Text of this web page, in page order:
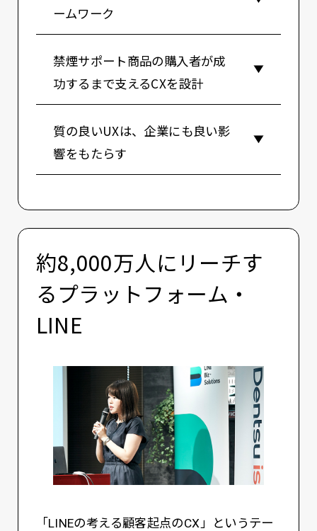
ームワーク
禁煙サポート商品の購入者が成
功するまで支えるCXを設計
質の良いUXは、企業にも良い影
響をもたらす
約8,000万人にリーチす
るプラットフォーム・
LINE
「LINEの考える顧客起点のCX」というテー